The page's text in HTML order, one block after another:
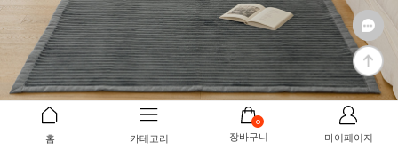
홈 카테고리
0
장바구니 마이페이지